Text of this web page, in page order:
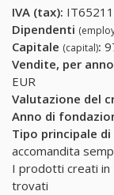
IVA (tax):
Dipendenti
Capitale (capital):
Vendite, per anno
EUR
Valutazione del
Anno di
Tipo principale
accomandita
I prodotti creati in
trovati